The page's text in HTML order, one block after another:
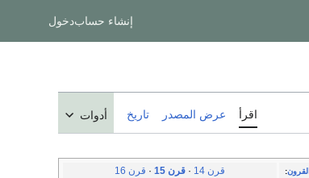
إنشاء حسابدخول
اقرأ عرض المصدر تاريخ أدوات
القرون: قرن 14 · قرن 15 · قرن 16